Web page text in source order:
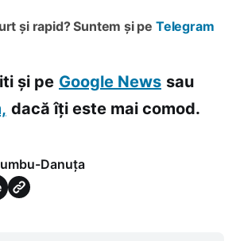
și rapid? Suntem și pe Telegram
și pe Google News sau
dacă îți este mai comod.
Danuța